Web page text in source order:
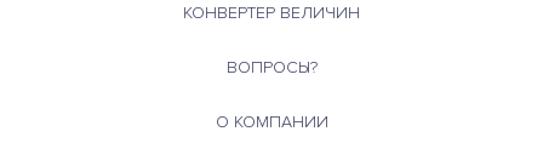
КОНВЕРТЕР ВЕЛИЧИН
ВОПРОСЫ?
О КОМПАНИИ